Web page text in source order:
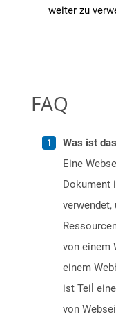
weiter zu
FAQ
Was ist
Eine
Dokument
verwendet,
von einem
einem
ist Teil
von